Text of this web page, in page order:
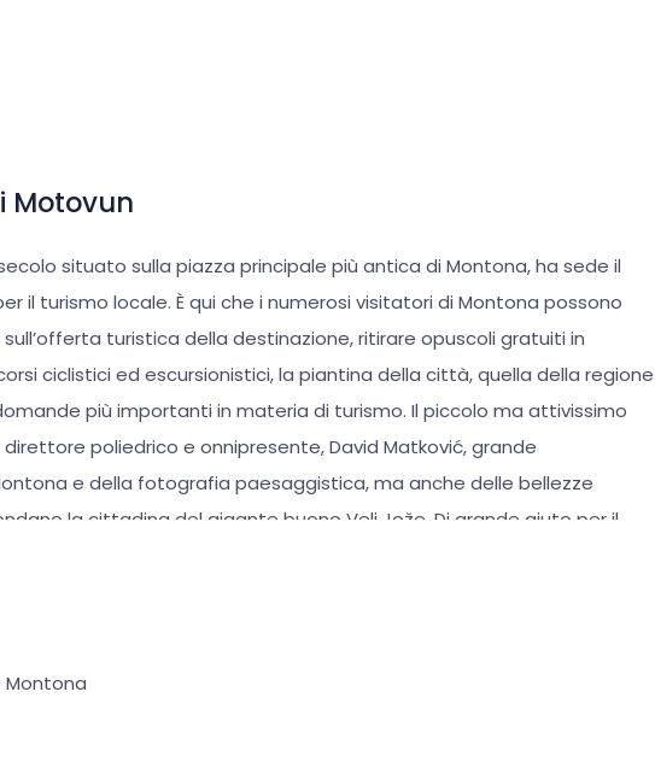
Motovun
situato sulla piazza principale più antica di Montona, ha sede il
il turismo locale. È qui che i numerosi visitatori di Montona possono
turistica della destinazione, ritirare opuscoli gratuiti in
ciclistici ed escursionistici, la piantina della città, quella della regione
più importanti in materia di turismo. Il piccolo ma attivissimo
poliedrico e onnipresente, David Matković, grande
e della fotografia paesaggistica, ma anche delle bellezze
la cittadina del gigante buono Veli Jože. Di grande aiuto per il
è inoltre il pazientissimo Dario Brajković, che accoglie tutti i
Montona